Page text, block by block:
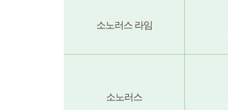
소노러스 라임
소노러스